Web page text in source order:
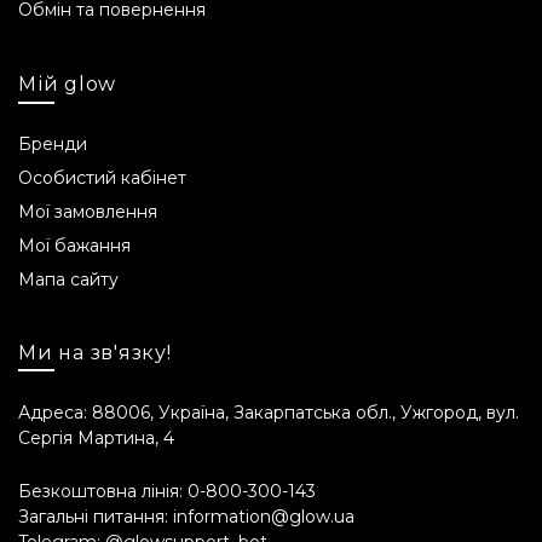
24 місяці.
Склад INCI
Aqua, Butyrospermum Parkii Butter, Glycerin,
Mangifera Indica Seed Butter, Cetearyl Alcohol,
Dimethicone, Cetearyl Alcohol, Phenoxyethanol,
Tocopheryl Acetate, Sodium Lauryl Sulfate,
Виробник залишає за собою право (без
упаковку та рецептуру продукту
взаємозамінними компонентами, які мають той
Обмін та повернення
Мій glow
Бренди
Особистий кабінет
Мої замовлення
Мої бажання
Мапа сайту
Ми на зв'язку!
Адреса: 88006, Україна, Закарпатська обл., Ужгород, вул.
Сергія Мартина, 4
Безкоштовна лінія: 0-800-300-143
Загальні питання: information@glow.ua